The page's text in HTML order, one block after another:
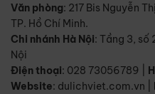
Văn phòng: 217 Bis Nguyễn
TP. Hồ Chí Minh.
Chi nhánh Hà Nội: Tầng 3, số
Nội
Điện thoại: 028 73056789
Website: dulichviet.com.vn